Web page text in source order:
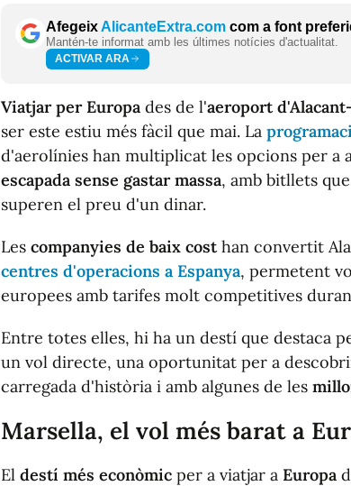
AfegeixAlicanteExtra.com com a font
Mantén-te informat amb les últimes notícies d'actualitat.
ACTIVAR ARA
Viatjar per Europa des de l'aeroport
ser este estiu més fàcil que mai. La
d'aerolínies han multiplicat les opcions per a
escapada sense gastar massa, amb bitllets
superen el preu d'un dinar.
Les companyies de baix costhan convertit
centres d'operacions a Espanya, permetent
europees amb tarifes molt competitives
Entre totes elles, hi ha un destí que destaca
un vol directe, una oportunitat per a
carregada d'història i amb algunes de les
Marsella, el vol més barat a
El destí més econòmic per a viatjar a Europa